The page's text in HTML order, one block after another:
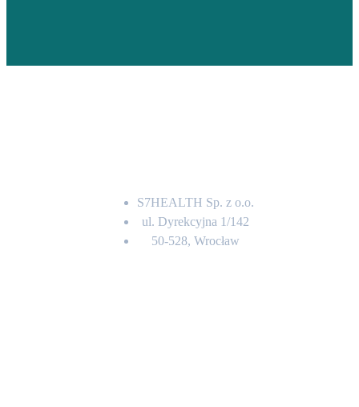
S7HEALTH Sp. z o.o.
ul. Dyrekcyjna 1/142
50-528, Wrocław